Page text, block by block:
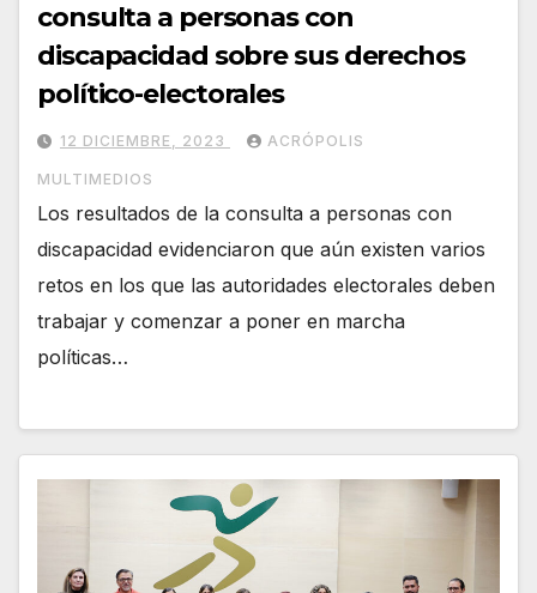
consulta a personas con
discapacidad sobre sus derechos
político-electorales
12 DICIEMBRE, 2023 ACRÓPOLIS
MULTIMEDIOS
Los resultados de la consulta a personas con
discapacidad evidenciaron que aún existen varios
retos en los que las autoridades electorales deben
trabajar y comenzar a poner en marcha
políticas…